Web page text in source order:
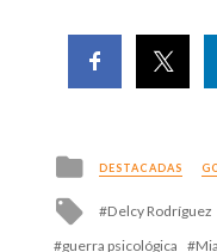
Posted
in
DESTACADAS
Tagged
Delcy Rodríguez
guerra psicológica